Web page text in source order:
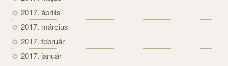
2017. április
2017. március
2017. február
2017. január